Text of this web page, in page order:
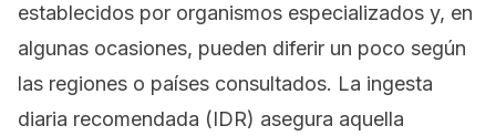
establecidos por organismos especializados y, en
algunas ocasiones, pueden diferir un poco según
las regiones o países consultados. La ingesta
diaria recomendada (IDR) asegura aquella